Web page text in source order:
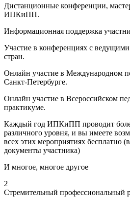
Дистанционные конференции,
ИПКиПП.
Информационная поддержка
Участие в конференциях с
стран.
Онлайн участие в Международном
Санкт-Петербурге.
Онлайн участие в Всероссийском
практикуме.
Каждый год ИПКиПП проводит
различного уровня, и вы имеете
всех этих мероприятиях бесплатно
документы участника)
И многое, многое другое
2
Стремительный профессиональный